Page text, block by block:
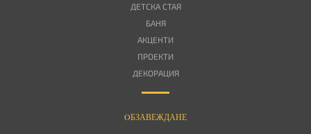
ДЕТСКА СТАЯ
БАНЯ
АКЦЕНТИ
ПРОЕКТИ
ДЕКОРАЦИЯ
OБЗАВЕЖДАНЕ